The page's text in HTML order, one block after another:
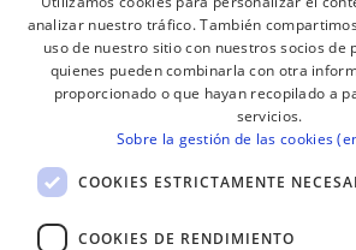
¡RECIBE NUESTROS BOLETINES!
analizar nuestro tráfico. También
uso de nuestro sitio con nuestros socios de
quienes pueden combinarla con otra
proporcionado o que hayan recopilado a
servicios.
Sobre la gestión de las cookies
COOKIES ESTRICTAMENTE
COOKIES DE RENDIMIENTO